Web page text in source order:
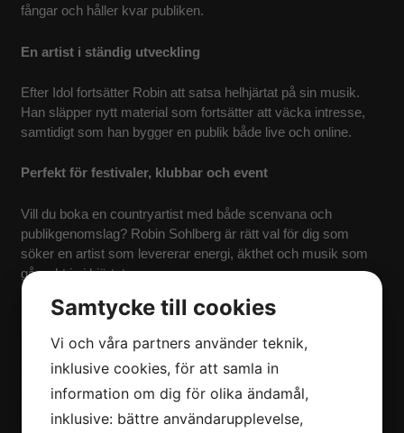
fångar och håller kvar publiken.
En artist i ständig utveckling
Efter Idol fortsätter Robin att satsa helhjärtat på sin musik.
Han släpper nytt material som fortsätter att väcka intresse,
samtidigt som han bygger en publik både live och online.
Perfekt för festivaler, klubbar och event
Vill du boka en countryartist med både scenvana och
publikgenomslag? Robin Sohlberg är rätt val för dig som
söker en artist som levererar energi, äkthet och musik som
går rakt in i hjärtat.
Samtycke till cookies
Vi och våra partners använder teknik,
inklusive cookies, för att samla in
information om dig för olika ändamål,
inklusive: bättre användarupplevelse,